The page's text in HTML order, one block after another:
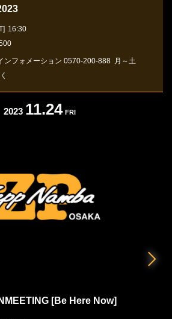
16:30
ンフォメーション 0570-200-888 月～土
2023 11.24 FRI
[Be Here Now]